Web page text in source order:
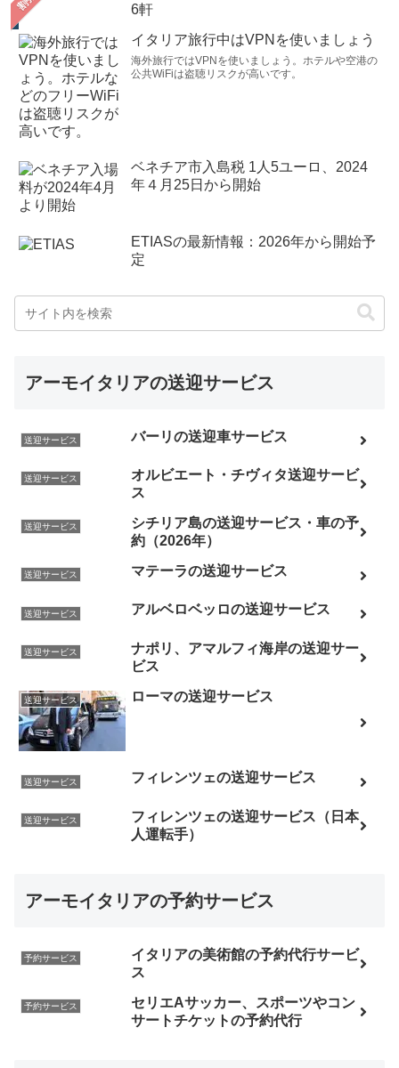
6軒
イタリア旅行中はVPNを使いましょう
海外旅行ではVPNを使いましょう。ホテルや空港の
公共WiFiは盗聴リスクが高いです。
ベネチア市入島税 1人5ユーロ、2024
年４月25日から開始
ETIASの最新情報：2026年から開始予
定
アーモイタリアの送迎サービス
送迎サービス バーリの送迎車サービス
送迎サービス
オルビエート・チヴィタ送迎サービ
ス
送迎サービス
シチリア島の送迎サービス・車の予
約（2026年）
送迎サービス マテーラの送迎サービス
送迎サービス アルベロベッロの送迎サービス
送迎サービス
ナポリ、アマルフィ海岸の送迎サー
ビス
送迎サービス ローマの送迎サービス
送迎サービス フィレンツェの送迎サービス
送迎サービス
フィレンツェの送迎サービス（日本
人運転手）
アーモイタリアの予約サービス
予約サービス
イタリアの美術館の予約代行サービ
ス
予約サービス
セリエAサッカー、スポーツやコン
サートチケットの予約代行